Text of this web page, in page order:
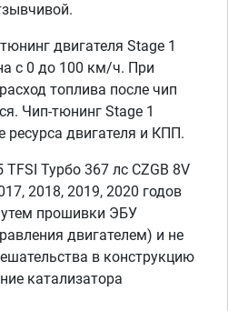
двигателя Stage 1
с 0 до 100 км/ч. При
топлива после чип
Чип-тюнинг Stage 1
ресурса двигателя и КПП.
Турбо 367 лс CZGB 8V
2018, 2019, 2020 годов
прошивки ЭБУ
двигателем) и не
в конструкцию
катализатора